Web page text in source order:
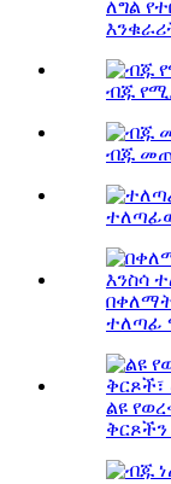
ለግል
ብጁ
ብጁ
ተለጣፊ
ልዩ